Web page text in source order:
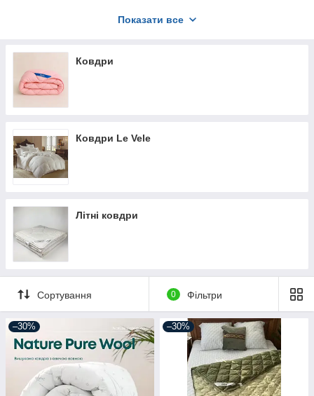
Для вибору відповідного розміру виберіть модель
потрібний розмір та натисніть купити.
Показати все
Ковдри
Ковдри Le Vele
Літні ковдри
Сортування 0 Фільтри
–30% –30%